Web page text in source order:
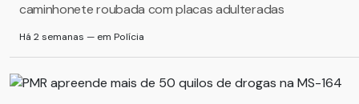
caminhonete roubada com placas adulteradas
Há 2 semanas — em Polícia